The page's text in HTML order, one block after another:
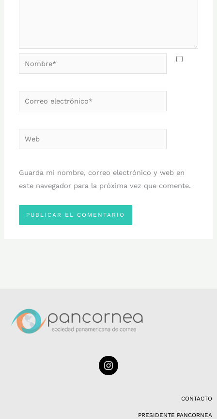
Nombre*
Correo
electrónico*
Web
Guarda mi nombre, correo electrónico y web en
este navegador para la próxima vez que comente.
I
n
CONTACTO
PRESIDENTE PANCORNEA